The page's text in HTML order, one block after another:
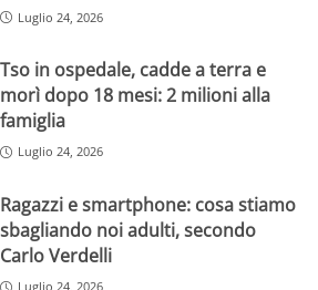
Luglio 24, 2026
Tso in ospedale, cadde a terra e
morì dopo 18 mesi: 2 milioni alla
famiglia
Luglio 24, 2026
Ragazzi e smartphone: cosa stiamo
sbagliando noi adulti, secondo
Carlo Verdelli
Luglio 24, 2026